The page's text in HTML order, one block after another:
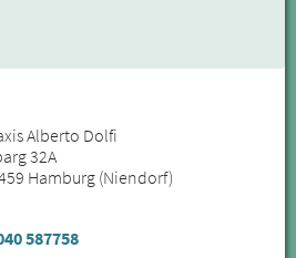
Alberto Dolfi
32A
Hamburg (Niendorf)
587758